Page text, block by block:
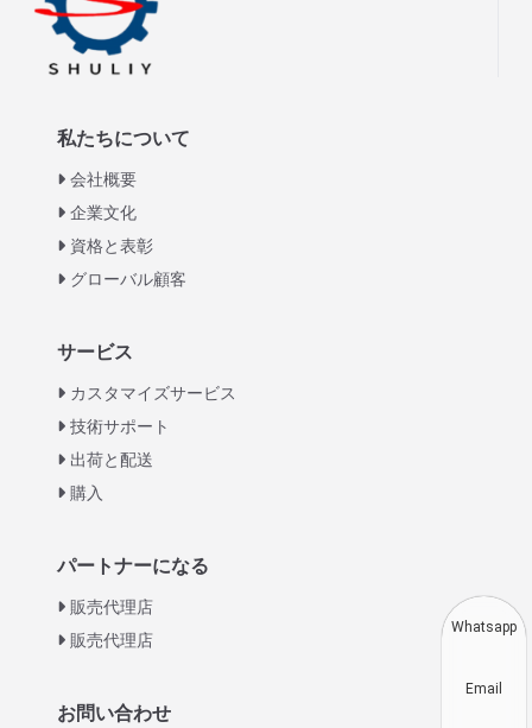
私たちについて
会社概要
企業文化
資格と表彰
グローバル顧客
サービス
カスタマイズサービス
技術サポート
出荷と配送
購入
パートナーになる
販売代理店
販売代理店
お問い合わせ
Vietnamese
Whatsapp
Email